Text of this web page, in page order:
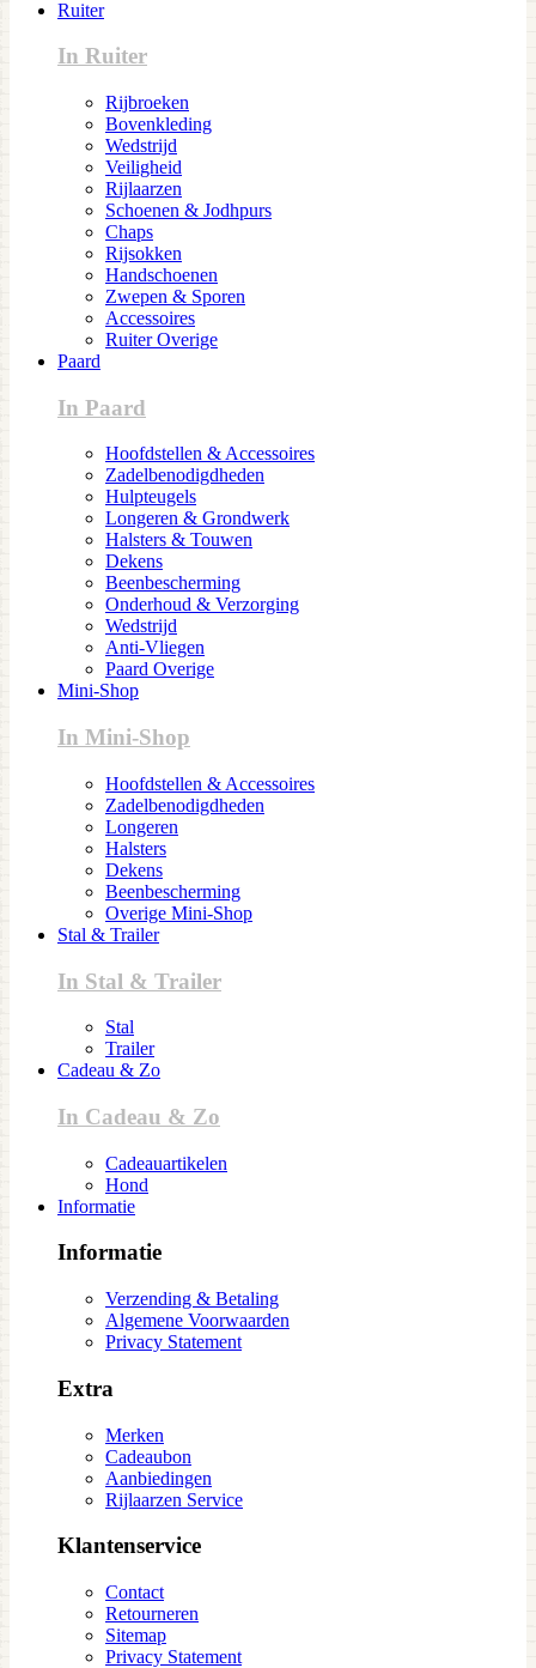
Ruiter
In Ruiter
Rijbroeken
Bovenkleding
Wedstrijd
Veiligheid
Rijlaarzen
Schoenen & Jodhpurs
Chaps
Rijsokken
Handschoenen
Zwepen & Sporen
Accessoires
Ruiter Overige
Paard
In Paard
Hoofdstellen & Accessoires
Zadelbenodigdheden
Hulpteugels
Longeren & Grondwerk
Halsters & Touwen
Dekens
Beenbescherming
Onderhoud & Verzorging
Wedstrijd
Anti-Vliegen
Paard Overige
Mini-Shop
In Mini-Shop
Hoofdstellen & Accessoires
Zadelbenodigdheden
Longeren
Halsters
Dekens
Beenbescherming
Overige Mini-Shop
Stal & Trailer
In Stal & Trailer
Stal
Trailer
Cadeau & Zo
In Cadeau & Zo
Cadeauartikelen
Hond
Informatie
Informatie
Verzending & Betaling
Algemene Voorwaarden
Privacy Statement
Extra
Merken
Cadeaubon
Aanbiedingen
Rijlaarzen Service
Klantenservice
Contact
Retourneren
Sitemap
Privacy Statement